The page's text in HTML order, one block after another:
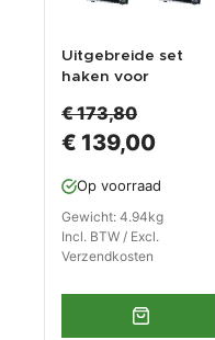
Uitgebreide set
haken voor
gereedschapsbord
-
en -
€ 173,80
€ 139,00
Op voorraad
Gewicht: 4.94kg
Incl. BTW / Excl.
Verzendkosten